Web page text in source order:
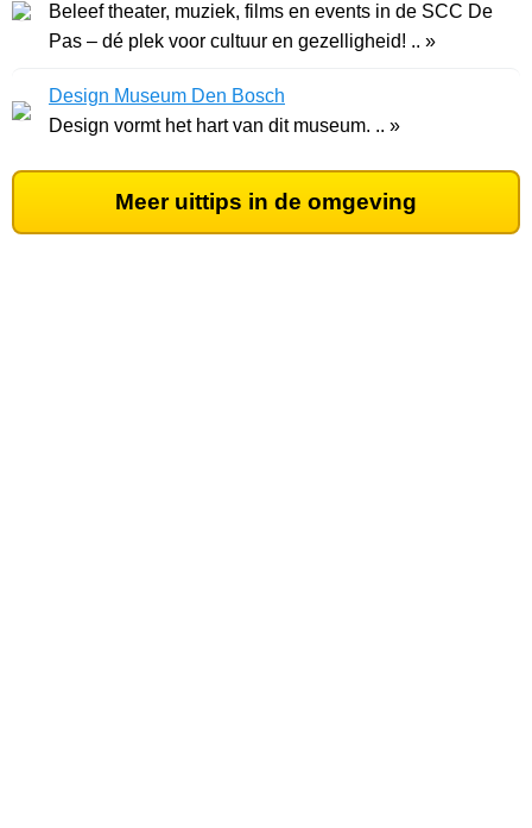
Beleef theater, muziek, films en events in de SCC De
Pas – dé plek voor cultuur en gezelligheid! .. »
Design Museum Den Bosch
Design vormt het hart van dit museum. .. »
Meer uittips in de omgeving